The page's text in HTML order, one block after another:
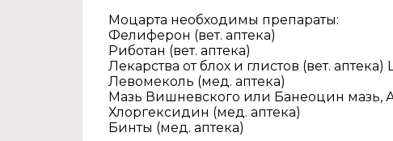
Моцарта необходимы препараты:
Фелиферон (вет. аптека)
Риботан (вет. аптека)
Лекарства от блох и глистов (вет.
Левомеколь (мед. аптека)
Мазь Вишневского или Банеоцин мазь,
Хлоргексидин (мед. аптека)
Бинты (мед. аптека)